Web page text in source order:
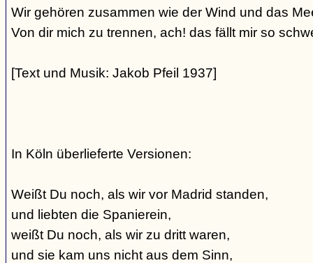
Wir gehören zusammen wie der Wind und das
Von dir mich zu trennen, ach! das fällt mir so
[Text und Musik: Jakob Pfeil 1937]
In Köln überlieferte Versionen:
Weißt Du noch, als wir vor Madrid standen,
und liebten die Spanierein,
weißt Du noch, als wir zu dritt waren,
und sie kam uns nicht aus dem Sinn,